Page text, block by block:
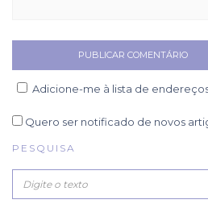
Adicione-me à lista de
Quero ser notificado de novos
PESQUISA